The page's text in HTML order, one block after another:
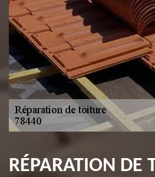
RÉPARATION DE